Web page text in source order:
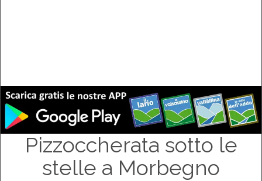
Pizzoccherata sotto le
stelle a Morbegno